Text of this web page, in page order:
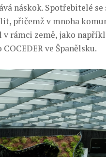
náskok. Spotřebitelé
přičemž v mnoha
rámci země, jako
ve Španělsku.